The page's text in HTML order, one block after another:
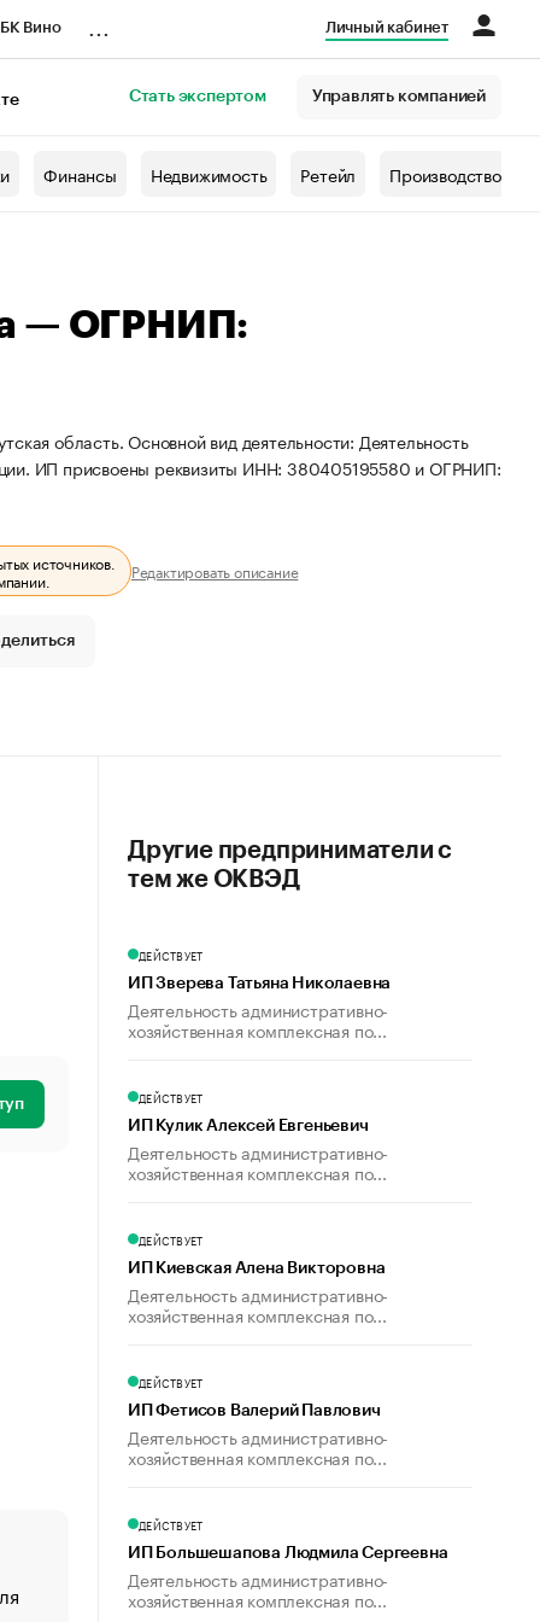
Вино Личный кабинет
Стать экспертом Управлять компанией
Финансы Недвижимость Ретейл Производство
— ОГРНИП:
область. Основной вид деятельности: Деятельность
ИП присвоены реквизиты ИНН: 380405195580 и ОГРНИП:
источников.
Редактировать описание
«От спорта тело стареет иначе». Как живет глава
Другие предприниматели с
тем же ОКВЭД
ДЕЙСТВУЕТ
ИП Зверева Татьяна Николаевна
Деятельность административно-
хозяйственная комплексная по...
ДЕЙСТВУЕТ
ИП Кулик Алексей Евгеньевич
Деятельность административно-
хозяйственная комплексная по...
ДЕЙСТВУЕТ
ИП Киевская Алена Викторовна
Деятельность административно-
хозяйственная комплексная по...
ДЕЙСТВУЕТ
ИП Фетисов Валерий Павлович
Деятельность административно-
хозяйственная комплексная по...
ДЕЙСТВУЕТ
ИП Большешапова Людмила Сергеевна
Деятельность административно-
хозяйственная комплексная по...